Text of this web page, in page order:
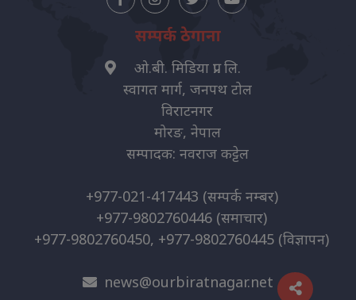
सम्पर्क ठेगाना
ओ.बी. मिडिया प्रा. लि.
स्वागत मार्ग, जनपथ टोल
विराटनगर
मोरङ, नेपाल
सम्पादक: नवराज कट्टेल
+977-021-417443 (सम्पर्क नम्बर)
+977-9802760446 (समाचार)
+977-9802760450, +977-9802760445 (विज्ञापन)
news@ourbiratnagar.net